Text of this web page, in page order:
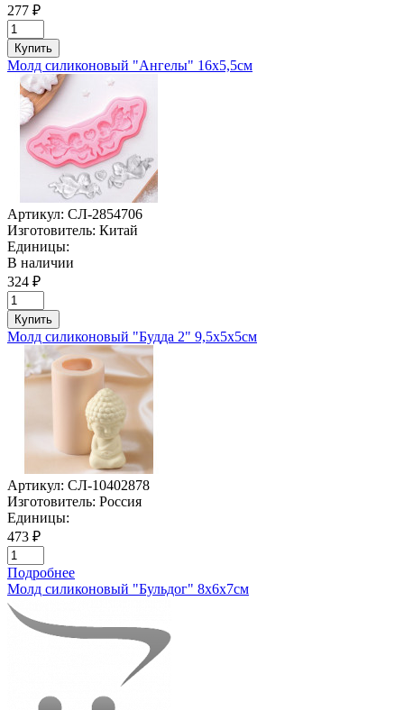
277 ₽
Купить
Молд силиконовый "Ангелы" 16х5,5см
Артикул: СЛ-2854706
Изготовитель: Китай
Единицы:
В наличии
324 ₽
Купить
Молд силиконовый "Будда 2" 9,5х5х5см
Артикул: СЛ-10402878
Изготовитель: Россия
Единицы:
473 ₽
Подробнее
Молд силиконовый "Бульдог" 8х6х7см